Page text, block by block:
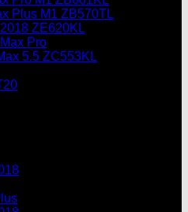
Plus M1 ZB570TL
ZE620KL
Pro
5.5 ZC553KL